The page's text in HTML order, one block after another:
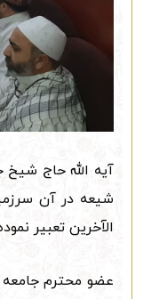
آیه الله حاج
الآخرین تعبیر
عضو محترم جامعه